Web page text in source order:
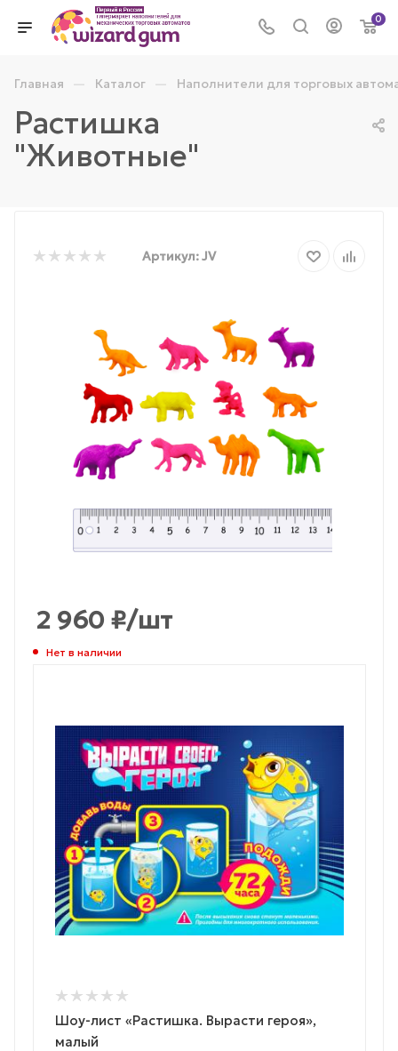
0
Главная — Каталог — Наполнители для торговых
Растишка
"Животные"
Артикул:JV
2 960 ₽/шт
Нет в наличии
Шоу-лист «Растишка. Вырасти героя»,
малый